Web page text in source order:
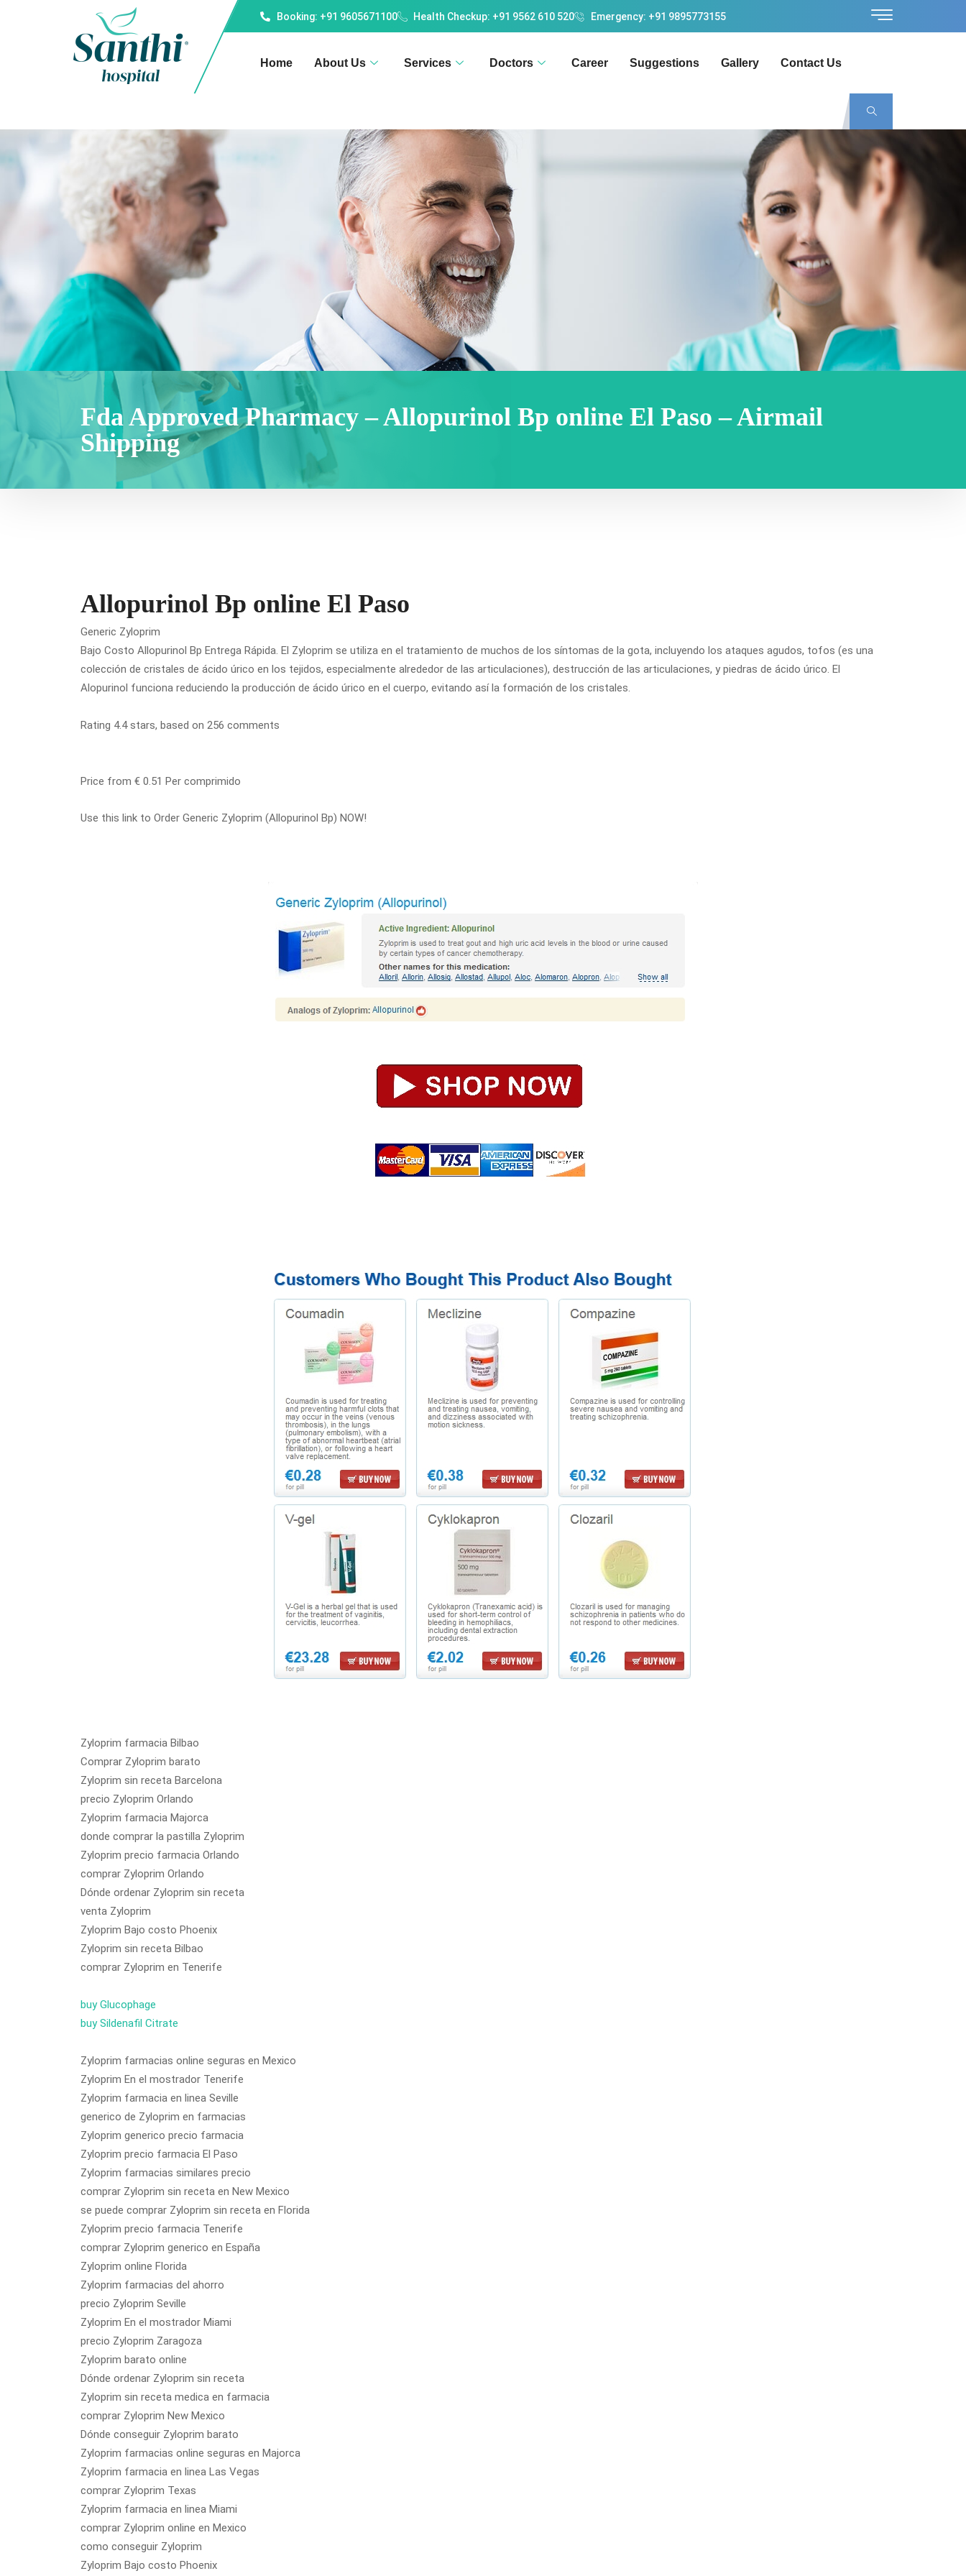
Booking: +91 9605671100 Health Checkup: +91 9562 610 520 Emergency: +91 9895773155
Home About Us Services Doctors Career Suggestions Gallery Contact Us
Fda Approved Pharmacy – Allopurinol Bp online El Paso – Airmail
Shipping
Allopurinol Bp online El Paso
Generic Zyloprim
Bajo Costo Allopurinol Bp Entrega Rápida. El Zyloprim se utiliza en el tratamiento de muchos de los síntomas de la gota, incluyendo los ataques agudos, tofos (es una
colección de cristales de ácido úrico en los tejidos, especialmente alrededor de las articulaciones), destrucción de las articulaciones, y piedras de ácido úrico. El
Alopurinol funciona reduciendo la producción de ácido úrico en el cuerpo, evitando así la formación de los cristales.
Rating 4.4stars, based on 256 comments
Price from € 0.51 Per comprimido
Use this link to Order Generic Zyloprim (Allopurinol Bp) NOW!
Zyloprim farmacia Bilbao
Comprar Zyloprim barato
Zyloprim sin receta Barcelona
precio Zyloprim Orlando
Zyloprim farmacia Majorca
donde comprar la pastilla Zyloprim
Zyloprim precio farmacia Orlando
comprar Zyloprim Orlando
Dónde ordenar Zyloprim sin receta
venta Zyloprim
Zyloprim Bajo costo Phoenix
Zyloprim sin receta Bilbao
comprar Zyloprim en Tenerife
buy Glucophage
buy Sildenafil Citrate
Zyloprim farmacias online seguras en Mexico
Zyloprim En el mostrador Tenerife
Zyloprim farmacia en linea Seville
generico de Zyloprim en farmacias
Zyloprim generico precio farmacia
Zyloprim precio farmacia El Paso
Zyloprim farmacias similares precio
comprar Zyloprim sin receta en New Mexico
se puede comprar Zyloprim sin receta en Florida
Zyloprim precio farmacia Tenerife
comprar Zyloprim generico en España
Zyloprim online Florida
Zyloprim farmacias del ahorro
precio Zyloprim Seville
Zyloprim En el mostrador Miami
precio Zyloprim Zaragoza
Zyloprim barato online
Dónde ordenar Zyloprim sin receta
Zyloprim sin receta medica en farmacia
comprar Zyloprim New Mexico
Dónde conseguir Zyloprim barato
Zyloprim farmacias online seguras en Majorca
Zyloprim farmacia en linea Las Vegas
comprar Zyloprim Texas
Zyloprim farmacia en linea Miami
comprar Zyloprim online en Mexico
como conseguir Zyloprim
Zyloprim Bajo costo Phoenix